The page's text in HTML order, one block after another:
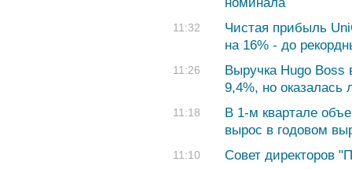
11:32
Чистая прибыль
на 16% - до
11:26
Выручка Hugo Boss
9,4%, но
11:18
В 1-м квартале
вырос в годовом
11:10
Совет директоров